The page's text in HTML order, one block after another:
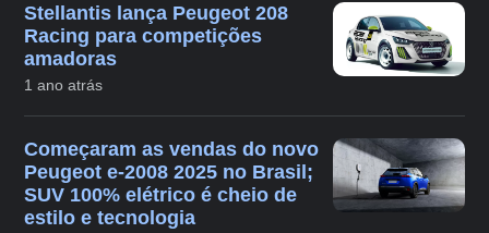
Stellantis lança Peugeot 208
Racing para competições
amadoras
1 ano atrás
Começaram as vendas do novo
Peugeot e-2008 2025 no Brasil;
SUV 100% elétrico é cheio de
estilo e tecnologia